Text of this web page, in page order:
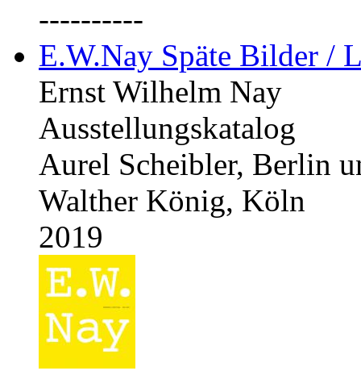
----------
E.W.Nay Späte Bilder /
Ernst Wilhelm Nay
Ausstellungskatalog
Aurel Scheibler, Berlin
Walther König, Köln
2019